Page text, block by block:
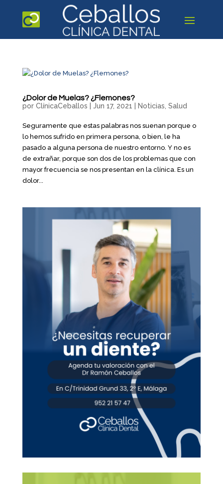
¿Dolor de Muelas? ¿Flemones?
por ClínicaCeballos Jun 17, 2021 Noticias Salud
Seguramente que estas palabras nos suenan porque o
lo hemos sufrido en primera persona, o bien, le ha
pasado a alguna persona de nuestro entorno. Y no es
de extrañar, porque son dos de los problemas que con
mayor frecuencia se nos presentan en la clínica. Es un
dolor...